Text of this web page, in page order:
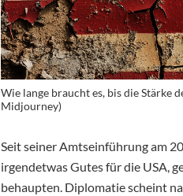
Wie lange braucht es, bis die Stärke
Midjourney)
Seit seiner Amtseinführung am
irgendetwas Gutes für die USA,
behaupten. Diplomatie scheint